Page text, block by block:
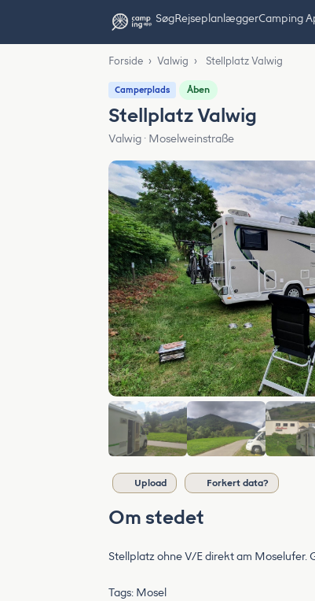
SøgRejseplanlæggerCamping
Forside › Valwig › Stellplatz Valwig
Camperplads Åben
Stellplatz Valwig
Valwig · Moselweinstraße
Upload Forkert data?
Om stedet
Stellplatz ohne V/E direkt am Moselufer.
Tags: Mosel